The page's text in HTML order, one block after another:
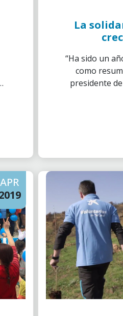
La
“Ha sido un
como
presidente
APR